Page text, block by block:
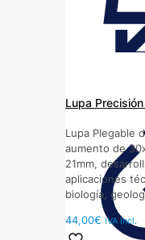
Lupa
Lupa Plegable
aumento de
21mm,
aplicaciones
biología,
44,00€ IVA Incl.